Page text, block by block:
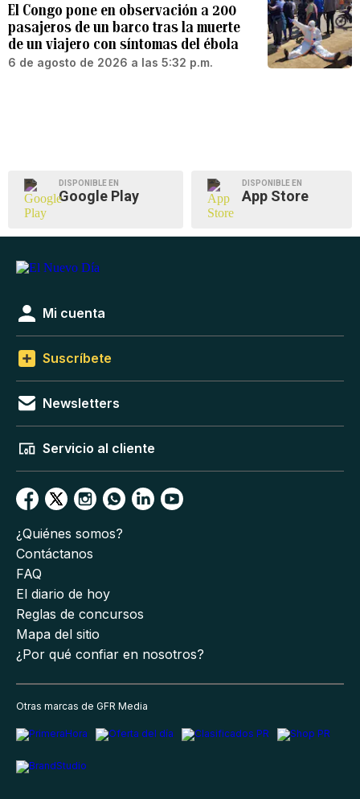
El Congo pone en observación a 200
pasajeros de un barco tras la muerte
de un viajero con síntomas del ébola
6 de agosto de 2026 a las 5:32 p.m.
DISPONIBLE EN
Google Play
DISPONIBLE EN
App Store
Mi cuenta
Suscríbete
Newsletters
Servicio al cliente
¿Quiénes somos?
Contáctanos
FAQ
El diario de hoy
Reglas de concursos
Mapa del sitio
¿Por qué confiar en nosotros?
Otras marcas de GFR Media